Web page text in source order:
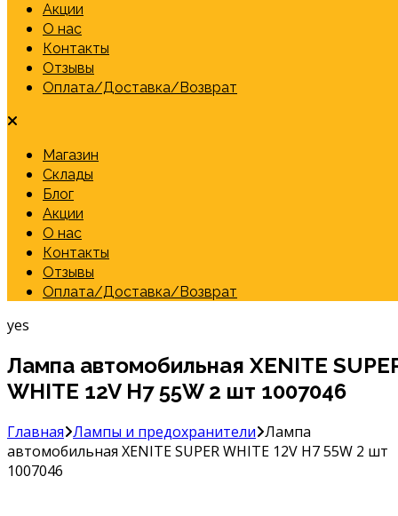
Акции
О нас
Контакты
Отзывы
Оплата/Доставка/Возврат
Магазин
Склады
Блог
Акции
О нас
Контакты
Отзывы
Оплата/Доставка/Возврат
yes
Лампа автомобильная XENITE
WHITE 12V H7 55W 2 шт 1007046
Главная Лампы и предохранители Лампа
автомобильная XENITE SUPER WHITE 12V H7 55W 2 шт
1007046